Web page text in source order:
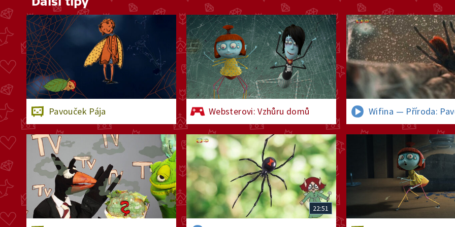
Pavouček Pája Websterovi: Vzhůru domů Wifina — Příroda:
22:51